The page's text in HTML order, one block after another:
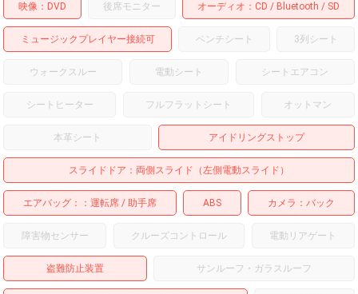
映像 DVD 後席モニター オーディオ CD Bluetooth SD
ミュージックプレイヤー接続可 ベンチシート 3列シート
ウォークスルー 電動シート シートエアコン
シートヒーター フルフラットシート オットマン
本革シート アイドリングストップ
スライドドア 両側スライド（左側電動スライド）
エアバッグ： 運転席 助手席 ABS カメラ バック
障害物センサー クルーズコントロール 電動リアゲート
盗難防止装置 サンルーフ・ガラスルーフ